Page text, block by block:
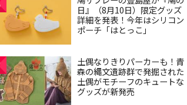
日』（8月10日）限定グッズ
詳細を発表！今年はシリコン
ポーチ「はとっこ」
土偶なりきりパーカーも！青
森の縄文遺跡群で発掘された
土偶がモチーフのキュートな
グッズが新発売